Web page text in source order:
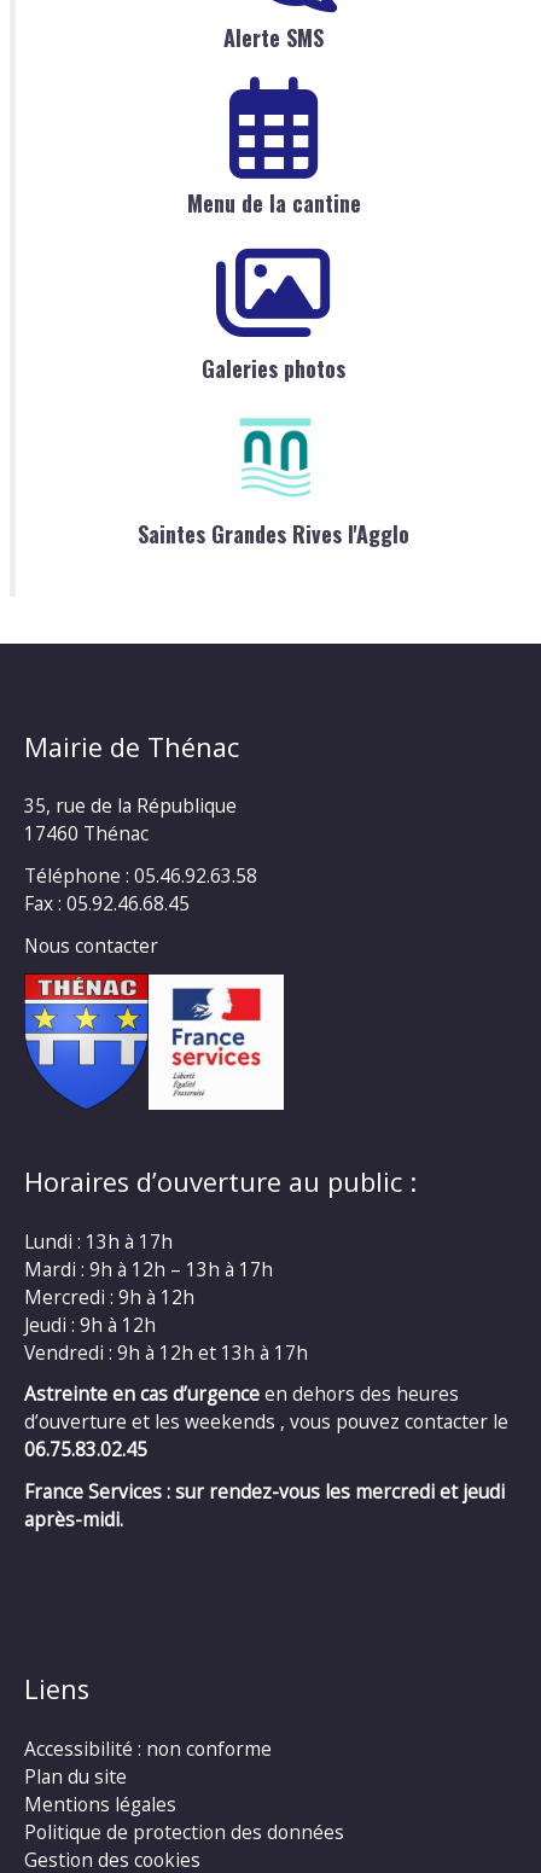
Alerte SMS
Menu de la cantine
Galeries photos
Saintes Grandes Rives l'Agglo
Mairie de Thénac
35, rue de la République
17460 Thénac
Téléphone : 05.46.92.63.58
Fax : 05.92.46.68.45
Nous contacter
Horaires d’ouverture au public :
Lundi : 13h à 17h
Mardi : 9h à 12h – 13h à 17h
Mercredi : 9h à 12h
Jeudi : 9h à 12h
Vendredi : 9h à 12h et 13h à 17h
Astreinte en cas d’urgenceen dehors des heures
d’ouverture et les weekends , vous pouvez contacter le
06.75.83.02.45
France Services : sur rendez-vous les mercredi et jeudi
après-midi.
Liens
Accessibilité : non conforme
Plan du site
Mentions légales
Politique de protection des données
Gestion des cookies